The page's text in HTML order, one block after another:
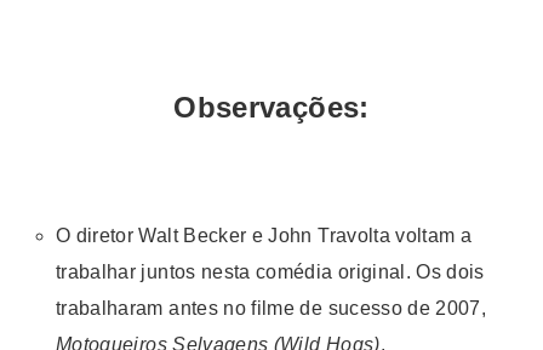
Observações:
O diretor Walt Becker e John Travolta voltam a
trabalhar juntos nesta comédia original. Os dois
trabalharam antes no filme de sucesso de 2007,
Motoqueiros Selvagens (Wild Hogs).